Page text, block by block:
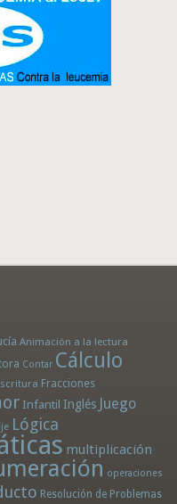
Animación a la lectura
Contar Cálculo
Fracciones
Infantil Inglés Juego
Lógica
multiplicación
operaciones
Resolución de Problemas